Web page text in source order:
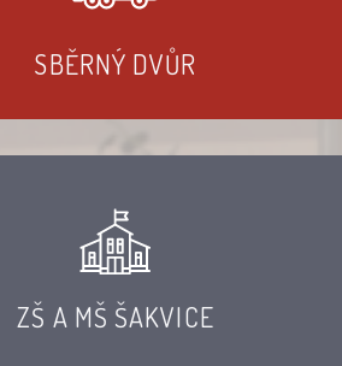
SBĚRNÝ DVŮR
ZŠ A MŠ ŠAKVICE